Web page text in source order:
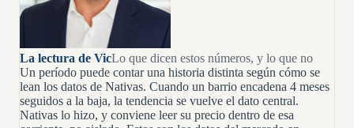
La lectura de VicLo que dicen estos números, y lo que no
Un período puede contar una historia distinta según cómo se
lean los datos de Nativas. Cuando un barrio encadena 4 meses
seguidos a la baja, la tendencia se vuelve el dato central.
Nativas lo hizo, y conviene leer su precio dentro de esa